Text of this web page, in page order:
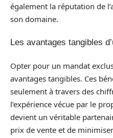
également la réputation de
son domaine.
Les avantages tangibles
Opter pour un mandat
avantages tangibles. Ces
seulement à travers des
l’expérience vécue par le
devient un véritable
prix de vente et de